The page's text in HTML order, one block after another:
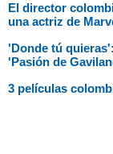
El director
una actriz de
'Donde tú
'Pasión de
3 películas